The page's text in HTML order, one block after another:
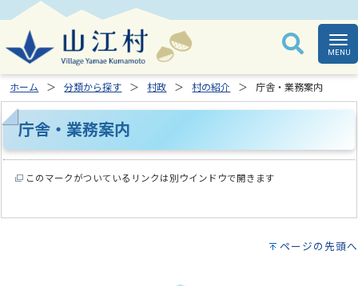
ホーム 分類から探す 村政 村の紹介 庁舎・業務案内
庁舎・業務案内
このマークがついているリンクは別ウインドウで開きます
ページの先頭へ